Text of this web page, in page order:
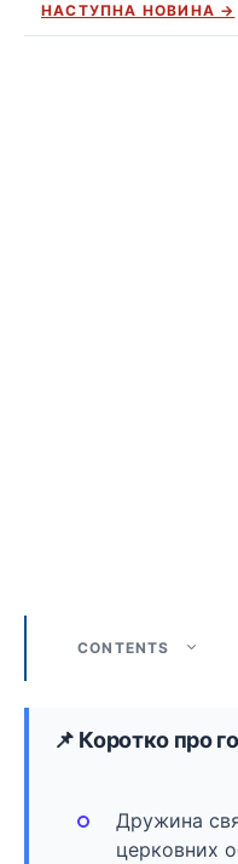
НАСТУПНА НОВИНА →
CONTENTS
📌 Коротко про
Дружина
церковних